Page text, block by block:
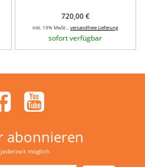
720,00 €
inkl. 19% MwSt. ,versandfreie Lieferung
sofort verfügbar
abonnieren
möglich